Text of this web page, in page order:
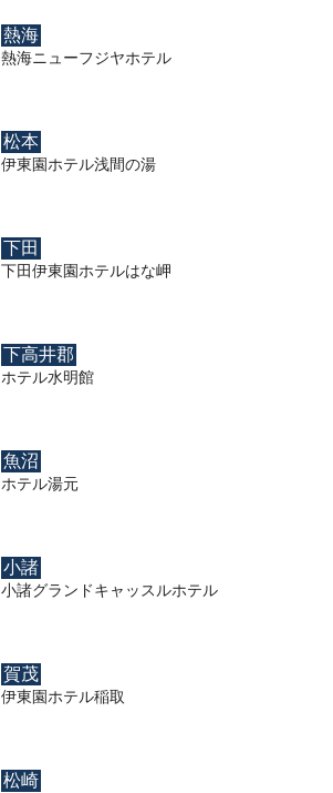
熱海
熱海ニューフジヤホテル
松本
伊東園ホテル浅間の湯
下田
下田伊東園ホテルはな岬
下高井郡
ホテル水明館
魚沼
ホテル湯元
小諸
小諸グランドキャッスルホテル
賀茂
伊東園ホテル稲取
松崎